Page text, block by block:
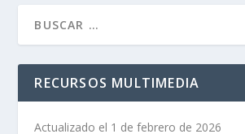
RECURSOS MULTIMEDIA
Actualizado el 1 de febrero de 2026